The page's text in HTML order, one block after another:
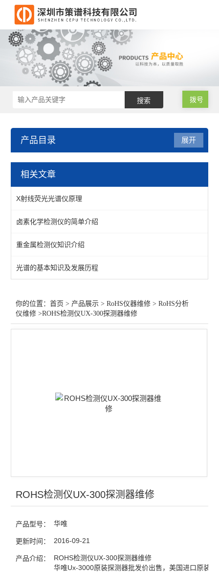
拨号
产品目录
RoHS仪器维修
查看全部 >>
展开
相关文章
X射线荧光光谱仪原理
卤素化学检测仪的简单介绍
重金属检测仪知识介绍
光谱的基本知识及发展历程
你的位置：首页 > 产品展示 >RoHS仪器维修 >RoHS分析
仪维修 >ROHS检测仪UX-300探测器维修
ROHS检测仪UX-300探测器维修
产品型号： 华唯
更新时间： 2016-09-21
产品介绍：
ROHS检测仪UX-300探测器维修
华唯Ux-3000原装探测器批发价出售，美国进口原装探